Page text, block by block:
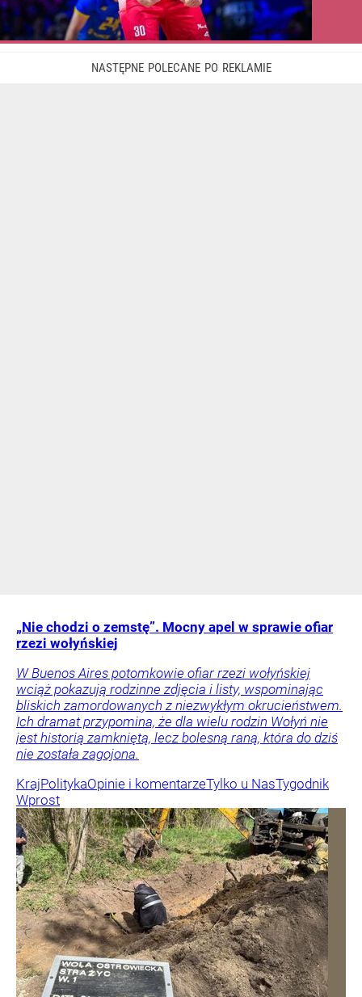
„Nie chodzi o zemstę”. Mocny apel w sprawie ofiar
rzezi wołyńskiej
W Buenos Aires potomkowie ofiar rzezi wołyńskiej
wciąż pokazują rodzinne zdjęcia i listy, wspominając
bliskich zamordowanych z niezwykłym okrucieństwem.
Ich dramat przypomina, że dla wielu rodzin Wołyń nie
jest historią zamkniętą, lecz bolesną raną, która do dziś
nie została zagojona.
KrajPolitykaOpinie i komentarzeTylko u NasTygodnik
Wprost